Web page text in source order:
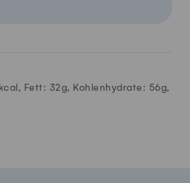
kcal, Fett: 32g, Kohlenhydrate: 56g,